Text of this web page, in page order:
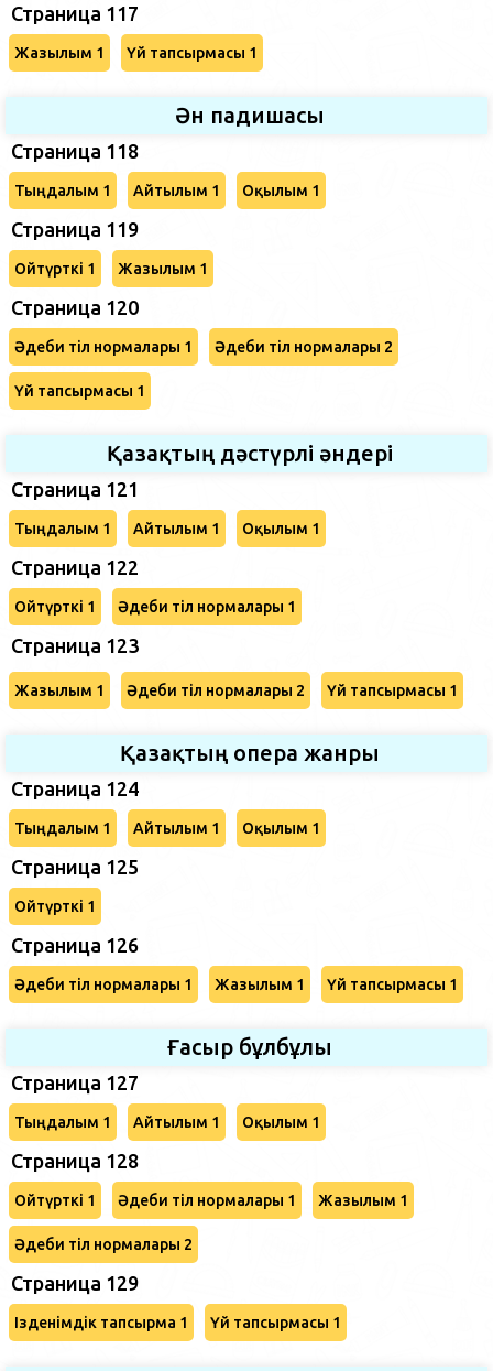
Страница 117
Жазылым 1 Үй тапсырмасы 1
Ән падишасы
Страница 118
Тыңдалым 1 Айтылым 1 Оқылым 1
Страница 119
Ойтүрткі 1 Жазылым 1
Страница 120
Әдеби тіл нормалары 1 Әдеби тіл нормалары 2
Үй тапсырмасы 1
Қазақтың дәстүрлі әндері
Страница 121
Тыңдалым 1 Айтылым 1 Оқылым 1
Страница 122
Ойтүрткі 1 Әдеби тіл нормалары 1
Страница 123
Жазылым 1 Әдеби тіл нормалары 2 Үй тапсырмасы 1
Қазақтың опера жанры
Страница 124
Тыңдалым 1 Айтылым 1 Оқылым 1
Страница 125
Ойтүрткі 1
Страница 126
Әдеби тіл нормалары 1 Жазылым 1 Үй тапсырмасы 1
Ғасыр бұлбұлы
Страница 127
Тыңдалым 1 Айтылым 1 Оқылым 1
Страница 128
Ойтүрткі 1 Әдеби тіл нормалары 1 Жазылым 1
Әдеби тіл нормалары 2
Страница 129
Ізденімдік тапсырма 1 Үй тапсырмасы 1